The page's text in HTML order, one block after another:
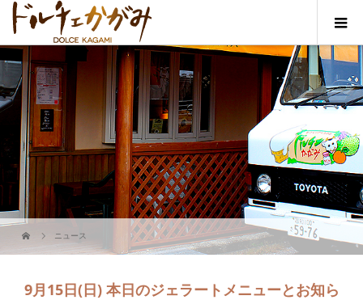
ニュース
9月15日(日) 本日のジェラートメニューとお知ら